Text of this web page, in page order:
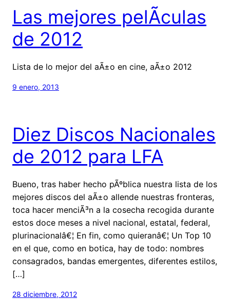
Las mejores pelÃ­culas
de 2012
Lista de lo mejor del aÃ±o en cine, aÃ±o 2012
9 enero, 2013
Diez Discos Nacionales
de 2012 para LFA
Bueno, tras haber hecho pÃºblica nuestra lista de los
mejores discos del aÃ±o allende nuestras fronteras,
toca hacer menciÃ³n a la cosecha recogida durante
estos doce meses a nivel nacional, estatal, federal,
plurinacionalâ€¦ En fin, como quieranâ€¦ Un Top 10
en el que, como en botica, hay de todo: nombres
consagrados, bandas emergentes, diferentes estilos,
[…]
28 diciembre, 2012